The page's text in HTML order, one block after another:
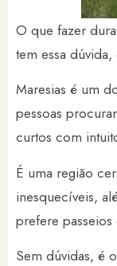
O que fazer
tem essa
Maresias é um
pessoas
curtos com
É uma região
inesquecíveis,
prefere
Sem dúvidas, é